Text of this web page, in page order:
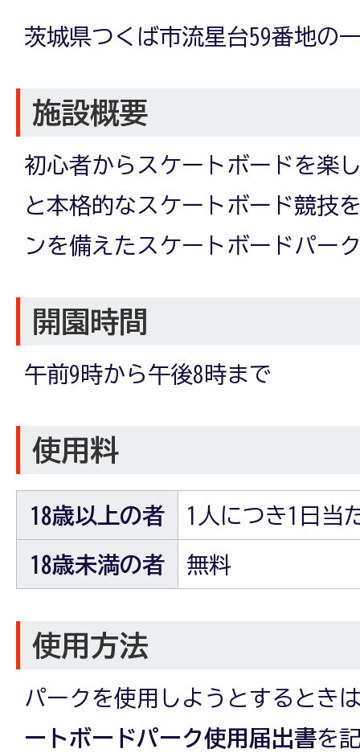
茨城県つくば市流星台59番地の
施設概要
初心者からスケートボードを楽
と本格的なスケートボード競技
ンを備えたスケートボードパー
開園時間
午前9時から午後8時まで
使用料
18歳以上の者 1人につき1日当
18歳未満の者 無料
使用方法
パークを使用しようとするとき
ートボードパーク使用届出書を